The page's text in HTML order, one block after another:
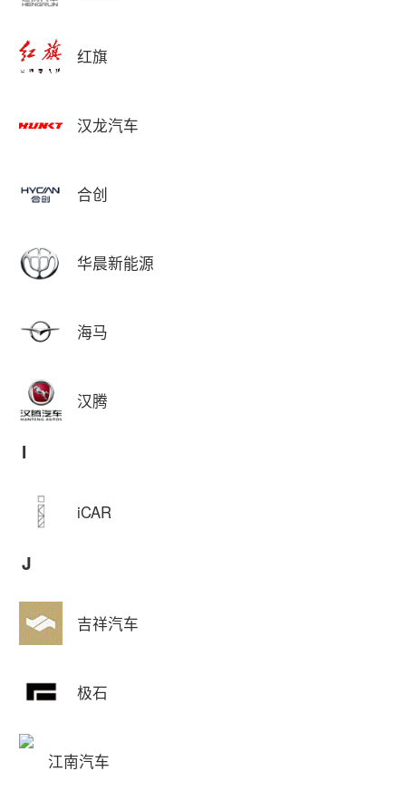
红旗
汉龙汽车
合创
华晨新能源
海马
汉腾
I
iCAR
J
吉祥汽车
极石
江南汽车